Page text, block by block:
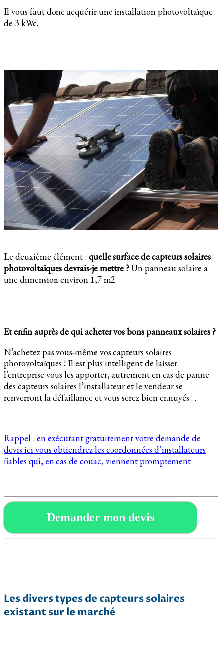
Il vous faut donc acquérir une installation photovoltaïque
de 3 kWc.
Le deuxième élément : quelle surface de capteurs solaires
photovoltaïques devrais-je mettre ?Un panneau solaire a
une dimension environ 1,7 m2.
Et enfin auprès de qui acheter vos bons panneaux solaires ?
N’achetez pas vous-même vos capteurs solaires
photovoltaïques ! Il est plus intelligent de laisser
l’entreprise vous les apporter, autrement en cas de panne
des capteurs solaires l’installateur et le vendeur se
renverront la défaillance et vous serez bien ennuyés….
Rappel : en exécutant gratuitement votre demande de
devis ici vous obtiendrez les coordonnées d’installateurs
fiables qui, en cas de couac, viennent promptement
Demander mon devis
Les divers types de capteurs solaires
existant sur le marché